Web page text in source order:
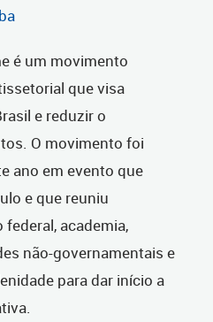
é um movimento
que visa
e reduzir o
O movimento foi
ano em evento que
e que reuniu
academia,
não-governamentais e
para dar início a